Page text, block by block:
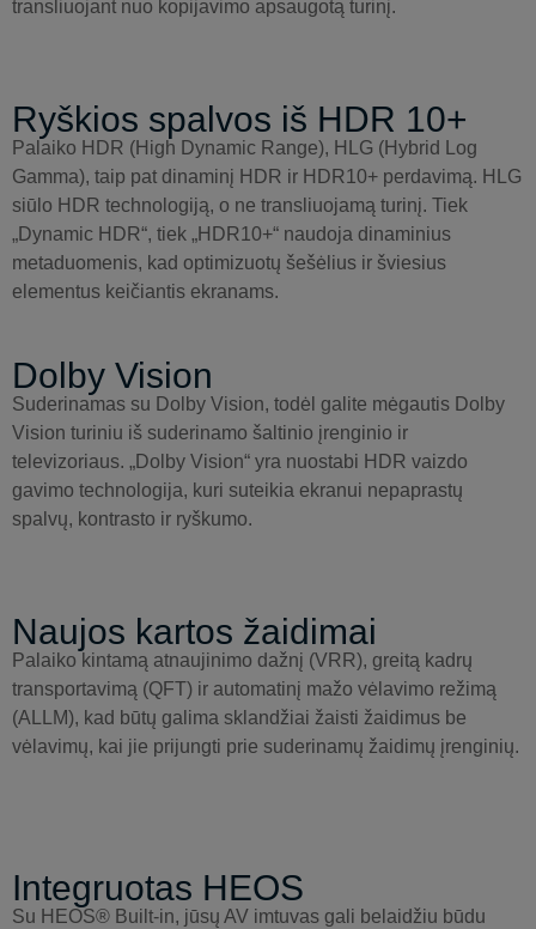
transliuojant nuo kopijavimo apsaugotą turinį.
Ryškios spalvos iš HDR 10+
Palaiko HDR (High Dynamic Range), HLG (Hybrid Log
Gamma), taip pat dinaminį HDR ir HDR10+ perdavimą. HLG
siūlo HDR technologiją, o ne transliuojamą turinį. Tiek
„Dynamic HDR“, tiek „HDR10+“ naudoja dinaminius
metaduomenis, kad optimizuotų šešėlius ir šviesius
elementus keičiantis ekranams.
Dolby Vision
Suderinamas su Dolby Vision, todėl galite mėgautis Dolby
Vision turiniu iš suderinamo šaltinio įrenginio ir
televizoriaus. „Dolby Vision“ yra nuostabi HDR vaizdo
gavimo technologija, kuri suteikia ekranui nepaprastų
spalvų, kontrasto ir ryškumo.
Naujos kartos žaidimai
Palaiko kintamą atnaujinimo dažnį (VRR), greitą kadrų
transportavimą (QFT) ir automatinį mažo vėlavimo režimą
(ALLM), kad būtų galima sklandžiai žaisti žaidimus be
vėlavimų, kai jie prijungti prie suderinamų žaidimų įrenginių.
Integruotas HEOS
Su HEOS® Built-in, jūsų AV imtuvas gali belaidžiu būdu